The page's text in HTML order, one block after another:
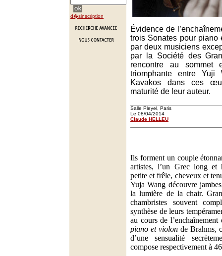
d�sinscription
Évidence de
trois Sonates pour piano
par deux musiciens
par la Société des
rencontre au sommet
triomphante entre Yuji
Kavakos dans ces
maturité de leur auteur.
Salle Pleyel, Paris
Le 08/04/2014
Claude HELLEU
Ils forment un couple
artistes, l’un Grec long et
petite et frêle, cheveux et
Yuja Wang découvre
la lumière de la chair.
chambristes souvent
synthèse de leurs
au cours de
piano et violon de Brahms,
d’une sensualité
compose respectivement à